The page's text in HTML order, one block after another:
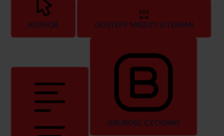
KURSOR ODSTĘPY MIĘDZY LITERAMI
GRUBOŚĆ CZCIONKI